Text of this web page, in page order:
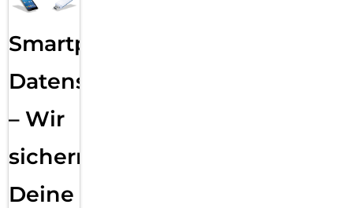
Smartphone
Datensicherung
– Wir
sichern
Deine